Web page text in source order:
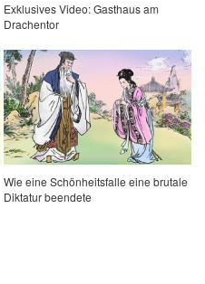
Exklusives Video: Gasthaus am
Drachentor
Wie eine Schönheitsfalle eine brutale
Diktatur beendete